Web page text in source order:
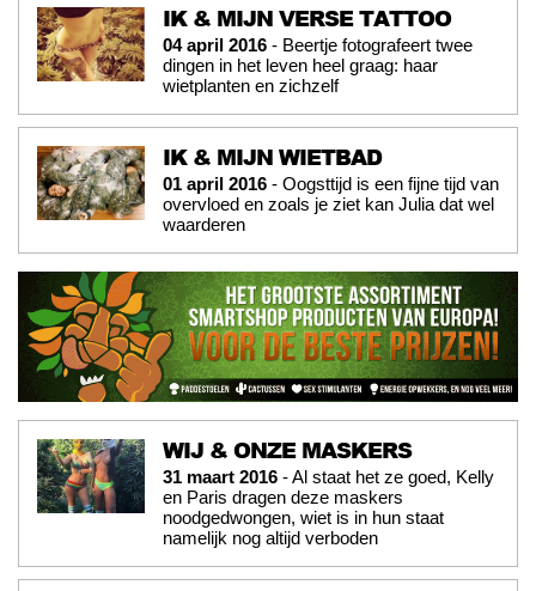
IK & MIJN VERSE TATTOO
04 april 2016 - Beertje fotografeert twee
dingen in het leven heel graag: haar
wietplanten en zichzelf
IK & MIJN WIETBAD
01 april 2016 - Oogsttijd is een fijne tijd van
overvloed en zoals je ziet kan Julia dat wel
waarderen
WIJ & ONZE MASKERS
31 maart 2016 - Al staat het ze goed, Kelly
en Paris dragen deze maskers
noodgedwongen, wiet is in hun staat
namelijk nog altijd verboden